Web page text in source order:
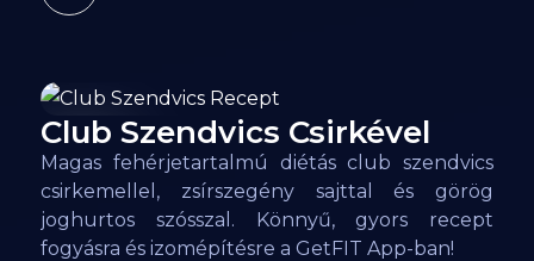
163kcal
Club Szendvics Csirkével
Magas fehérjetartalmú diétás club szendvics
csirkemellel, zsírszegény sajttal és görög
joghurtos szósszal. Könnyű, gyors recept
fogyásra és izomépítésre a GetFIT App-ban!